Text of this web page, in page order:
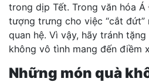
trong dịp Tết. Trong văn hóa
tượng trưng cho việc “cắt đứt”
quan hệ. Vì vậy, hãy tránh
không vô tình mang đến điềm
Những món quà